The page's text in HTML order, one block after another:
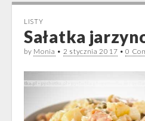
LISTY
Sałatka
by Monia • 2 stycznia 2017 •0